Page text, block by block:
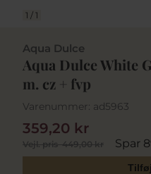
1 / 1
Aqua Dulce
Aqua Dulce White
m. cz + fvp
Varenummer: ad5963
Vejl. pris449,00 kr Spar
359,20 kr